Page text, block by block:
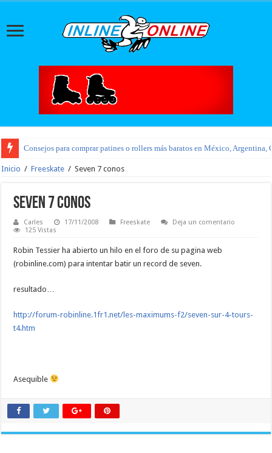
Consejos para comprar patines o rollers más baratos en México, Argentina,
Inicio / Freeskate / Seven 7 conos
Seven 7 conos
Carles 17/11/2008 Freeskate
Deja un comentario
125 Vistas
Robin Tessier ha abierto un hilo en el foro de su pagina web
(robinline.com) para intentar batir un record de seven.
resultado…
http://forum-robinline.1fr1.net/les-maximums-f2/seven-sur-4-tours-
t4.htm
Asequible